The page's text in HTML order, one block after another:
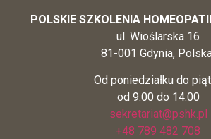
POLSKIE SZKOLENIA
ul. Wioślarska 16
81-001 Gdynia,
Od poniedziałku do
od 9.00 do 14.00
sekretariat@pshk.pl
+48 789 482 708